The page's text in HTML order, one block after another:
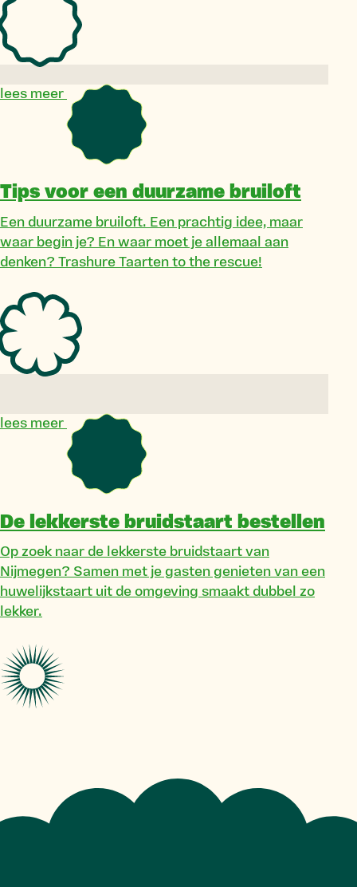
lees meer
Tips voor een duurzame bruiloft
Een duurzame bruiloft. Een prachtig idee, maar
waar begin je? En waar moet je allemaal aan
denken? Trashure Taarten to the rescue!
lees meer
De lekkerste bruidstaart bestellen
Op zoek naar de lekkerste bruidstaart van
Nijmegen? Samen met je gasten genieten van een
huwelijkstaart uit de omgeving smaakt dubbel zo
lekker.